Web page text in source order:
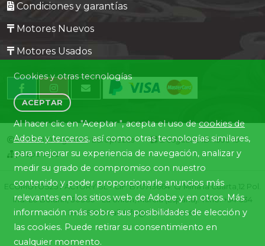
Condiciones y garantías
Motores Nuevos
Motores Usados
Central Desguaces Europiezas
Desguace ID. 1505-19
Mapa Web
ECOMOTOS25 FACTORY SL - CIF: B70713664. C/ Mina la Cuarta,12 Pol.
Ind. Lo Bolarín, 30360 - La Union, Murcia (España). Tlfno. +34 634
345680 email: info@ecomotos.es
Cookies y otras tecnologías
ACEPTAR
Al hacer clic en "Aceptar ", acepta el uso decookies de
Adobe y terceros, así como otras tecnologías similares,
para mejorar su experiencia de navegación, analizar y
medir su grado de compromiso con nuestro
contenido y poder proporcionarle anuncios más
relevantes en los sitios web de Adobe y en otros. Más
información más sobre sus posibilidades de elección y
las cookies. Puede retirar su consentimiento en
cualquier momento.